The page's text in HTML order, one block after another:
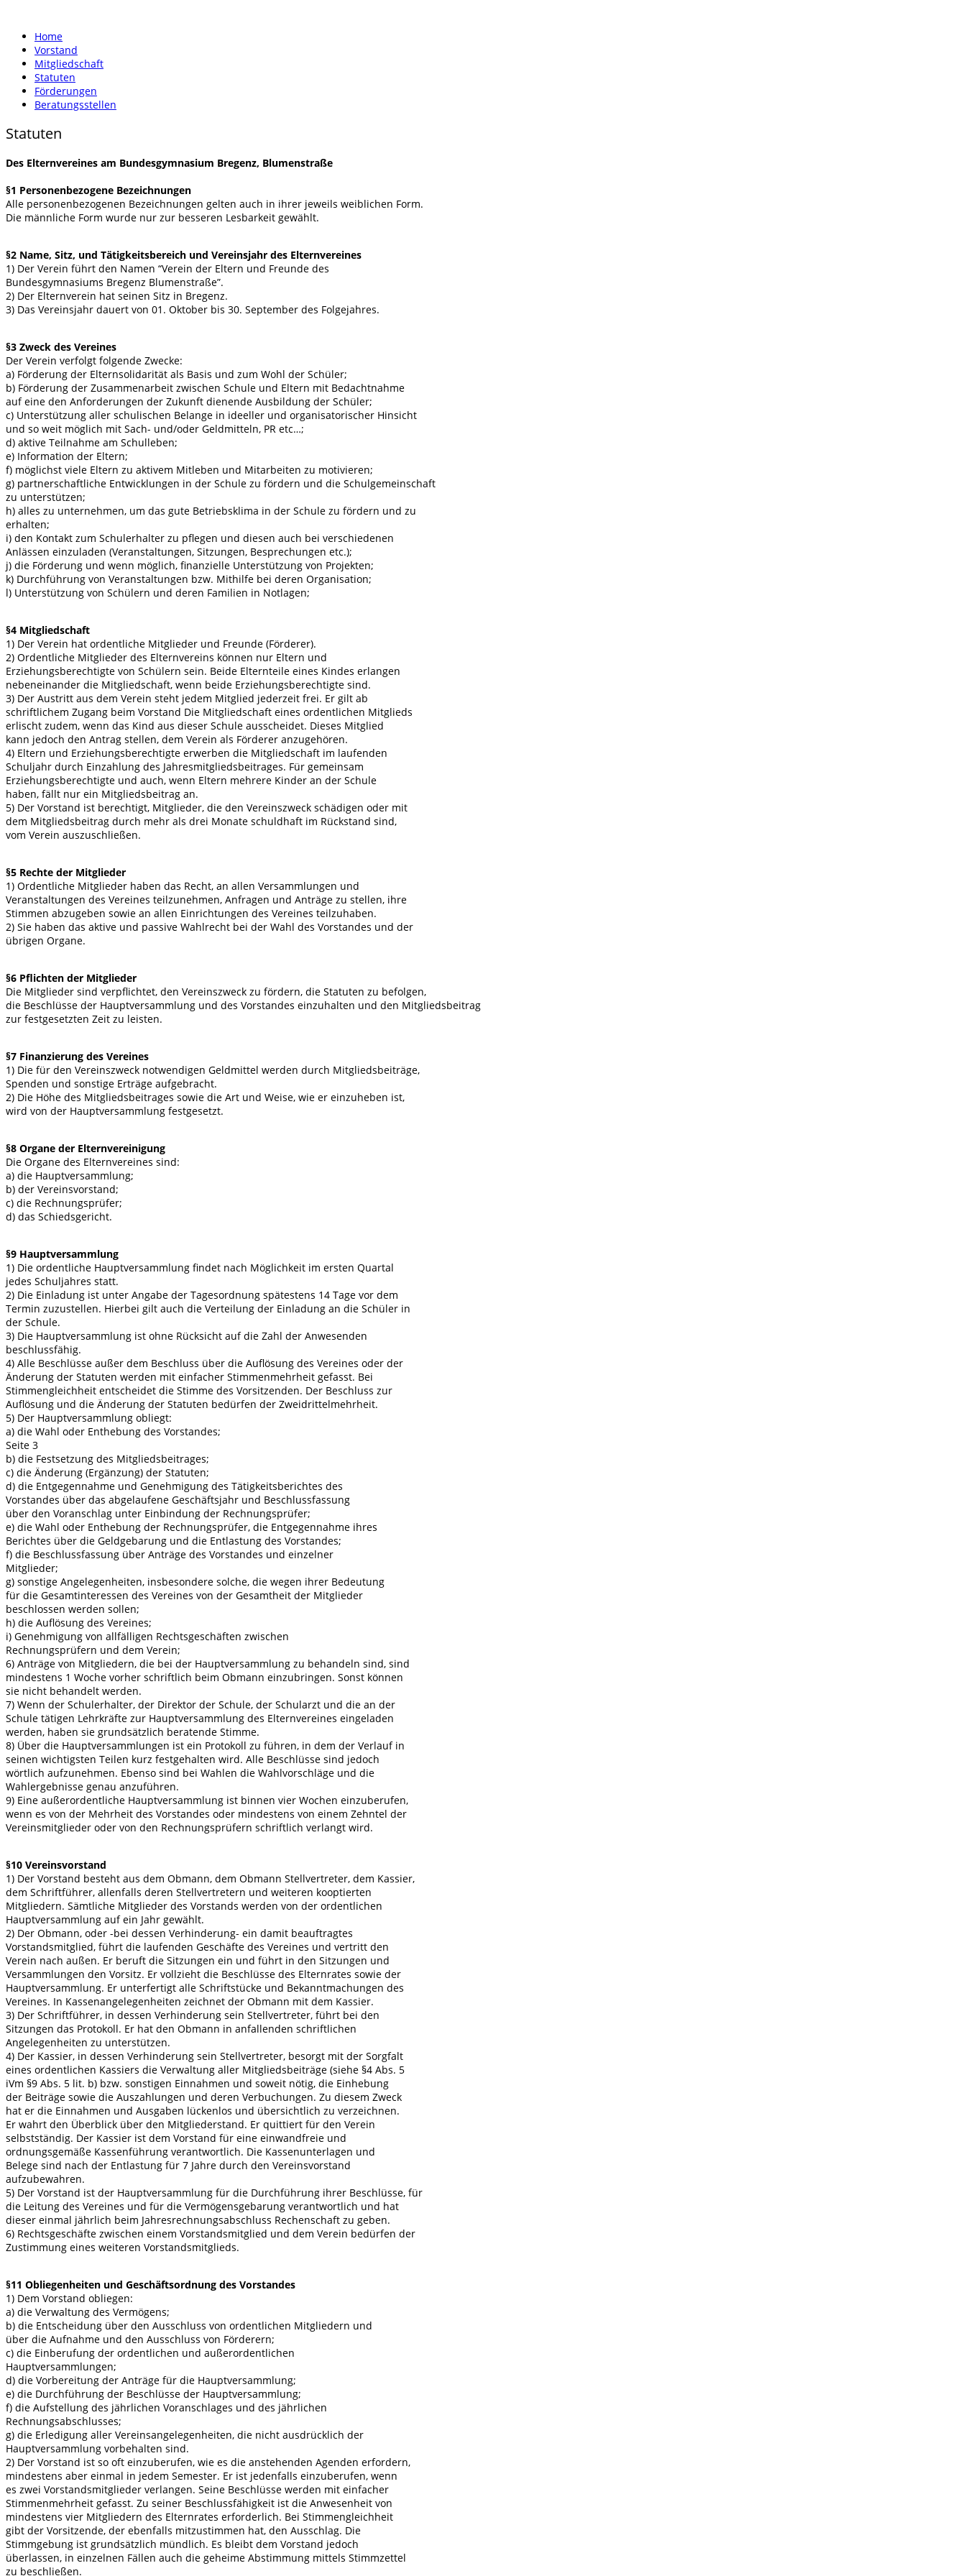
Home
Vorstand
Mitgliedschaft
Statuten
Förderungen
Beratungsstellen
Statuten
Des Elternvereines am Bundesgymnasium Bregenz, Blumenstraße
§1 Personenbezogene Bezeichnungen
Alle personenbezogenen Bezeichnungen gelten auch in ihrer jeweils weiblichen Form.
Die männliche Form wurde nur zur besseren Lesbarkeit gewählt.
§2 Name, Sitz, und Tätigkeitsbereich und Vereinsjahr des Elternvereines
1) Der Verein führt den Namen “Verein der Eltern und Freunde des
Bundesgymnasiums Bregenz Blumenstraße”.
2) Der Elternverein hat seinen Sitz in Bregenz.
3) Das Vereinsjahr dauert von 01. Oktober bis 30. September des Folgejahres.
§3 Zweck des Vereines
Der Verein verfolgt folgende Zwecke:
a) Förderung der Elternsolidarität als Basis und zum Wohl der Schüler;
b) Förderung der Zusammenarbeit zwischen Schule und Eltern mit Bedachtnahme
auf eine den Anforderungen der Zukunft dienende Ausbildung der Schüler;
c) Unterstützung aller schulischen Belange in ideeller und organisatorischer Hinsicht
und so weit möglich mit Sach- und/oder Geldmitteln, PR etc…;
d) aktive Teilnahme am Schulleben;
e) Information der Eltern;
f) möglichst viele Eltern zu aktivem Mitleben und Mitarbeiten zu motivieren;
g) partnerschaftliche Entwicklungen in der Schule zu fördern und die Schulgemeinschaft
zu unterstützen;
h) alles zu unternehmen, um das gute Betriebsklima in der Schule zu fördern und zu
erhalten;
i) den Kontakt zum Schulerhalter zu pflegen und diesen auch bei verschiedenen
Anlässen einzuladen (Veranstaltungen, Sitzungen, Besprechungen etc.);
j) die Förderung und wenn möglich, finanzielle Unterstützung von Projekten;
k) Durchführung von Veranstaltungen bzw. Mithilfe bei deren Organisation;
l) Unterstützung von Schülern und deren Familien in Notlagen;
§4 Mitgliedschaft
1) Der Verein hat ordentliche Mitglieder und Freunde (Förderer).
2) Ordentliche Mitglieder des Elternvereins können nur Eltern und
Erziehungsberechtigte von Schülern sein. Beide Elternteile eines Kindes erlangen
nebeneinander die Mitgliedschaft, wenn beide Erziehungsberechtigte sind.
3) Der Austritt aus dem Verein steht jedem Mitglied jederzeit frei. Er gilt ab
schriftlichem Zugang beim Vorstand Die Mitgliedschaft eines ordentlichen Mitglieds
erlischt zudem, wenn das Kind aus dieser Schule ausscheidet. Dieses Mitglied
kann jedoch den Antrag stellen, dem Verein als Förderer anzugehören.
4) Eltern und Erziehungsberechtigte erwerben die Mitgliedschaft im laufenden
Schuljahr durch Einzahlung des Jahresmitgliedsbeitrages. Für gemeinsam
Erziehungsberechtigte und auch, wenn Eltern mehrere Kinder an der Schule
haben, fällt nur ein Mitgliedsbeitrag an.
5) Der Vorstand ist berechtigt, Mitglieder, die den Vereinszweck schädigen oder mit
dem Mitgliedsbeitrag durch mehr als drei Monate schuldhaft im Rückstand sind,
vom Verein auszuschließen.
§5 Rechte der Mitglieder
1) Ordentliche Mitglieder haben das Recht, an allen Versammlungen und
Veranstaltungen des Vereines teilzunehmen, Anfragen und Anträge zu stellen, ihre
Stimmen abzugeben sowie an allen Einrichtungen des Vereines teilzuhaben.
2) Sie haben das aktive und passive Wahlrecht bei der Wahl des Vorstandes und der
übrigen Organe.
§6 Pflichten der Mitglieder
Die Mitglieder sind verpflichtet, den Vereinszweck zu fördern, die Statuten zu befolgen,
die Beschlüsse der Hauptversammlung und des Vorstandes einzuhalten und den Mitgliedsbeitrag
zur festgesetzten Zeit zu leisten.
§7 Finanzierung des Vereines
1) Die für den Vereinszweck notwendigen Geldmittel werden durch Mitgliedsbeiträge,
Spenden und sonstige Erträge aufgebracht.
2) Die Höhe des Mitgliedsbeitrages sowie die Art und Weise, wie er einzuheben ist,
wird von der Hauptversammlung festgesetzt.
§8 Organe der Elternvereinigung
Die Organe des Elternvereines sind:
a) die Hauptversammlung;
b) der Vereinsvorstand;
c) die Rechnungsprüfer;
d) das Schiedsgericht.
§9 Hauptversammlung
1) Die ordentliche Hauptversammlung findet nach Möglichkeit im ersten Quartal
jedes Schuljahres statt.
2) Die Einladung ist unter Angabe der Tagesordnung spätestens 14 Tage vor dem
Termin zuzustellen. Hierbei gilt auch die Verteilung der Einladung an die Schüler in
der Schule.
3) Die Hauptversammlung ist ohne Rücksicht auf die Zahl der Anwesenden
beschlussfähig.
4) Alle Beschlüsse außer dem Beschluss über die Auflösung des Vereines oder der
Änderung der Statuten werden mit einfacher Stimmenmehrheit gefasst. Bei
Stimmengleichheit entscheidet die Stimme des Vorsitzenden. Der Beschluss zur
Auflösung und die Änderung der Statuten bedürfen der Zweidrittelmehrheit.
5) Der Hauptversammlung obliegt:
a) die Wahl oder Enthebung des Vorstandes;
Seite 3
b) die Festsetzung des Mitgliedsbeitrages;
c) die Änderung (Ergänzung) der Statuten;
d) die Entgegennahme und Genehmigung des Tätigkeitsberichtes des
Vorstandes über das abgelaufene Geschäftsjahr und Beschlussfassung
über den Voranschlag unter Einbindung der Rechnungsprüfer;
e) die Wahl oder Enthebung der Rechnungsprüfer, die Entgegennahme ihres
Berichtes über die Geldgebarung und die Entlastung des Vorstandes;
f) die Beschlussfassung über Anträge des Vorstandes und einzelner
Mitglieder;
g) sonstige Angelegenheiten, insbesondere solche, die wegen ihrer Bedeutung
für die Gesamtinteressen des Vereines von der Gesamtheit der Mitglieder
beschlossen werden sollen;
h) die Auflösung des Vereines;
i) Genehmigung von allfälligen Rechtsgeschäften zwischen
Rechnungsprüfern und dem Verein;
6) Anträge von Mitgliedern, die bei der Hauptversammlung zu behandeln sind, sind
mindestens 1 Woche vorher schriftlich beim Obmann einzubringen. Sonst können
sie nicht behandelt werden.
7) Wenn der Schulerhalter, der Direktor der Schule, der Schularzt und die an der
Schule tätigen Lehrkräfte zur Hauptversammlung des Elternvereines eingeladen
werden, haben sie grundsätzlich beratende Stimme.
8) Über die Hauptversammlungen ist ein Protokoll zu führen, in dem der Verlauf in
seinen wichtigsten Teilen kurz festgehalten wird. Alle Beschlüsse sind jedoch
wörtlich aufzunehmen. Ebenso sind bei Wahlen die Wahlvorschläge und die
Wahlergebnisse genau anzuführen.
9) Eine außerordentliche Hauptversammlung ist binnen vier Wochen einzuberufen,
wenn es von der Mehrheit des Vorstandes oder mindestens von einem Zehntel der
Vereinsmitglieder oder von den Rechnungsprüfern schriftlich verlangt wird.
§10 Vereinsvorstand
1) Der Vorstand besteht aus dem Obmann, dem Obmann Stellvertreter, dem Kassier,
dem Schriftführer, allenfalls deren Stellvertretern und weiteren kooptierten
Mitgliedern. Sämtliche Mitglieder des Vorstands werden von der ordentlichen
Hauptversammlung auf ein Jahr gewählt.
2) Der Obmann, oder -bei dessen Verhinderung- ein damit beauftragtes
Vorstandsmitglied, führt die laufenden Geschäfte des Vereines und vertritt den
Verein nach außen. Er beruft die Sitzungen ein und führt in den Sitzungen und
Versammlungen den Vorsitz. Er vollzieht die Beschlüsse des Elternrates sowie der
Hauptversammlung. Er unterfertigt alle Schriftstücke und Bekanntmachungen des
Vereines. In Kassenangelegenheiten zeichnet der Obmann mit dem Kassier.
3) Der Schriftführer, in dessen Verhinderung sein Stellvertreter, führt bei den
Sitzungen das Protokoll. Er hat den Obmann in anfallenden schriftlichen
Angelegenheiten zu unterstützen.
4) Der Kassier, in dessen Verhinderung sein Stellvertreter, besorgt mit der Sorgfalt
eines ordentlichen Kassiers die Verwaltung aller Mitgliedsbeiträge (siehe §4 Abs. 5
iVm §9 Abs. 5 lit. b) bzw. sonstigen Einnahmen und soweit nötig, die Einhebung
der Beiträge sowie die Auszahlungen und deren Verbuchungen. Zu diesem Zweck
hat er die Einnahmen und Ausgaben lückenlos und übersichtlich zu verzeichnen.
Er wahrt den Überblick über den Mitgliederstand. Er quittiert für den Verein
selbstständig. Der Kassier ist dem Vorstand für eine einwandfreie und
ordnungsgemäße Kassenführung verantwortlich. Die Kassenunterlagen und
Belege sind nach der Entlastung für 7 Jahre durch den Vereinsvorstand
aufzubewahren.
5) Der Vorstand ist der Hauptversammlung für die Durchführung ihrer Beschlüsse, für
die Leitung des Vereines und für die Vermögensgebarung verantwortlich und hat
dieser einmal jährlich beim Jahresrechnungsabschluss Rechenschaft zu geben.
6) Rechtsgeschäfte zwischen einem Vorstandsmitglied und dem Verein bedürfen der
Zustimmung eines weiteren Vorstandsmitglieds.
§11 Obliegenheiten und Geschäftsordnung des Vorstandes
1) Dem Vorstand obliegen:
a) die Verwaltung des Vermögens;
b) die Entscheidung über den Ausschluss von ordentlichen Mitgliedern und
über die Aufnahme und den Ausschluss von Förderern;
c) die Einberufung der ordentlichen und außerordentlichen
Hauptversammlungen;
d) die Vorbereitung der Anträge für die Hauptversammlung;
e) die Durchführung der Beschlüsse der Hauptversammlung;
f) die Aufstellung des jährlichen Voranschlages und des jährlichen
Rechnungsabschlusses;
g) die Erledigung aller Vereinsangelegenheiten, die nicht ausdrücklich der
Hauptversammlung vorbehalten sind.
2) Der Vorstand ist so oft einzuberufen, wie es die anstehenden Agenden erfordern,
mindestens aber einmal in jedem Semester. Er ist jedenfalls einzuberufen, wenn
es zwei Vorstandsmitglieder verlangen. Seine Beschlüsse werden mit einfacher
Stimmenmehrheit gefasst. Zu seiner Beschlussfähigkeit ist die Anwesenheit von
mindestens vier Mitgliedern des Elternrates erforderlich. Bei Stimmengleichheit
gibt der Vorsitzende, der ebenfalls mitzustimmen hat, den Ausschlag. Die
Stimmgebung ist grundsätzlich mündlich. Es bleibt dem Vorstand jedoch
überlassen, in einzelnen Fällen auch die geheime Abstimmung mittels Stimmzettel
zu beschließen.